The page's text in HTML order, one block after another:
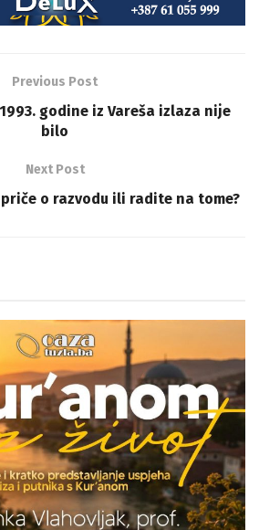
Previous Post
godine iz Vareša izlaza nije
bilo
Next Post
o razvodu ili radite na tome?